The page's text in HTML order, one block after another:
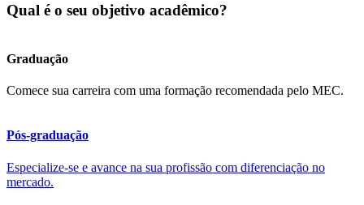
Qual é o seu objetivo acadêmico?
Graduação
Comece sua carreira com uma formação recomendada pelo MEC.
Pós-graduação
Especialize-se e avance na sua profissão com diferenciação no
mercado.